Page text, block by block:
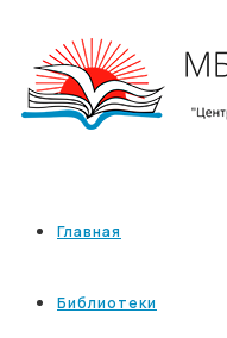
Главная
Библиотеки